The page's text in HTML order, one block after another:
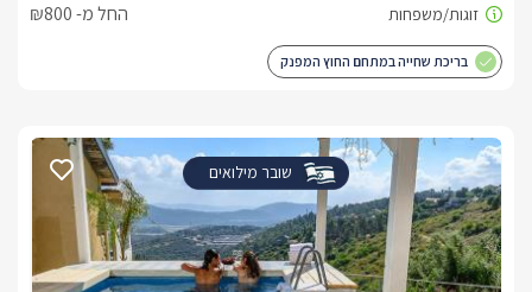
החל מ- ₪800
בריכת שחייה במתחם החוץ המפנק
שובר מילואים